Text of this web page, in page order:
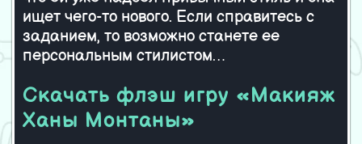
Fashionista Stella Одень Ванессу
ищет чего-то нового. Если справитесь с
заданием, то возможно станете ее
персональным стилистом…
Скачать флэш игру «Макияж
Ханы Монтаны»